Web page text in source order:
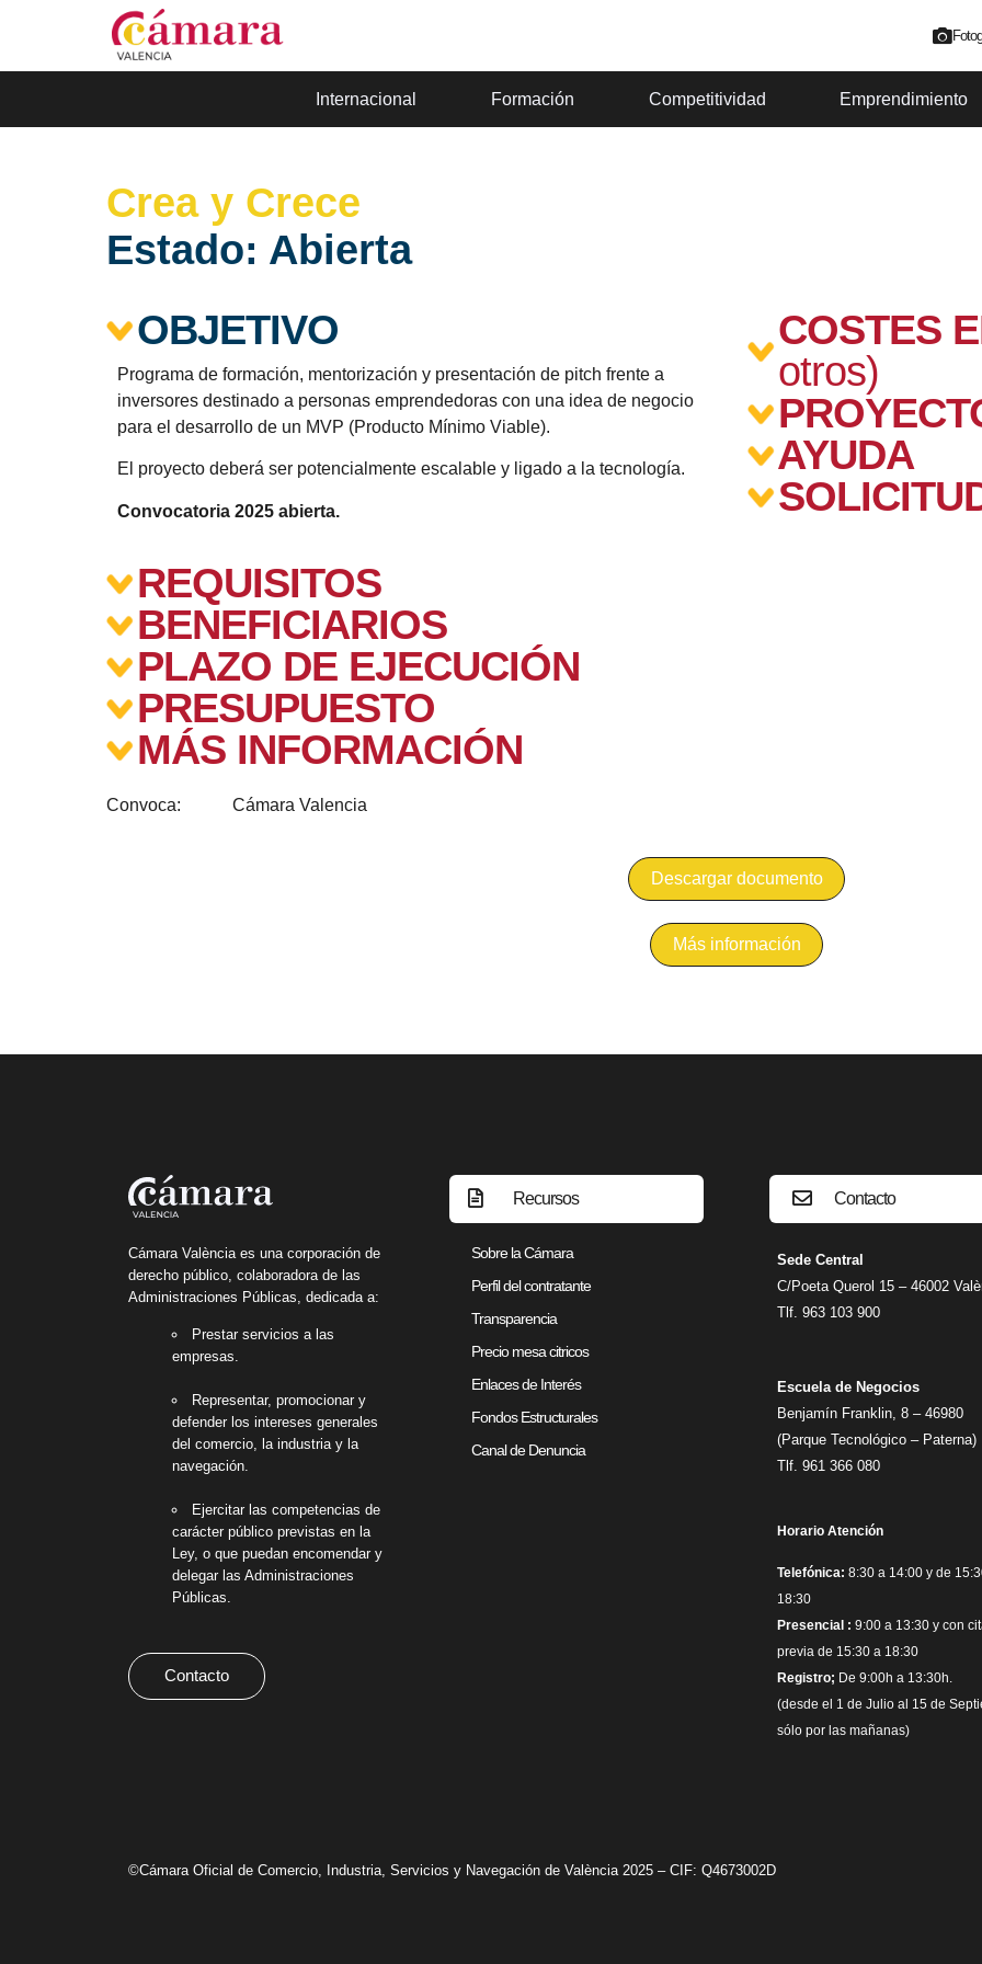
Internacional Formación Competitividad Emprendimiento
Crea y Crece
Estado: Abierta
OBJETIVO
Programa de formación, mentorización y presentación de pitch frente a
inversores destinado a personas emprendedoras con una idea de negocio
para el desarrollo de un MVP (Producto Mínimo Viable).
El proyecto deberá ser potencialmente escalable y ligado a la tecnología.
Convocatoria 2025 abierta.
REQUISITOS
BENEFICIARIOS
PLAZO DE EJECUCIÓN
PRESUPUESTO
MÁS INFORMACIÓN
COSTES
otros)
AYUDA
Convoca: Cámara Valencia
Descargar documento
Más información
Cámara València es una corporación de
derecho público, colaboradora de las
Administraciones Públicas, dedicada a:
Prestar servicios a las
empresas.
Representar, promocionar y
defender los intereses generales
del comercio, la industria y la
navegación.
Ejercitar las competencias de
carácter público previstas en la
Ley, o que puedan encomendar y
delegar las Administraciones
Públicas.
Contacto
Recursos
Sobre la Cámara
Perfil del contratante
Transparencia
Precio mesa citricos
Enlaces de Interés
Fondos Estructurales
Canal de Denuncia
Contacto
Sede Central
C/Poeta Querol 15 – 46002
Tlf. 963 103 900
Escuela de Negocios
Benjamín Franklin, 8 – 46980
(Parque Tecnológico – Paterna)
Tlf. 961 366 080
Horario Atención
Telefónica: 8:30 a 14:00 y de
18:30
Presencial : 9:00 a 13:30 y con
previa de 15:30 a 18:30
Registro; De 9:00h a 13:30h.
(desde el 1 de Julio al 15 de
sólo por las mañanas)
©Cámara Oficial de Comercio, Industria, Servicios y Navegación de València 2025 – CIF: Q4673002D